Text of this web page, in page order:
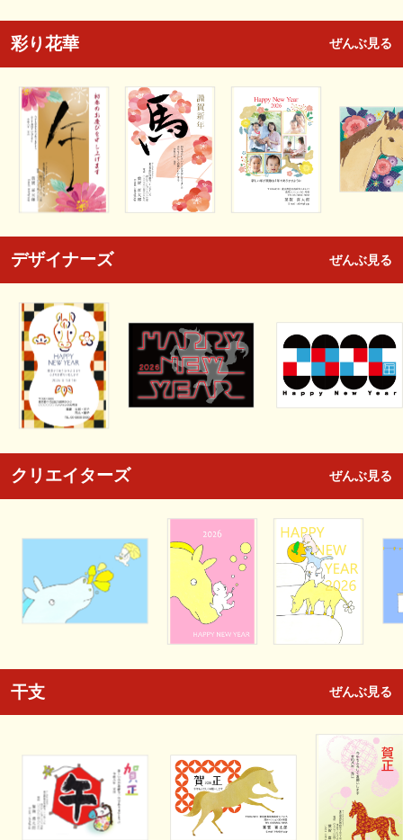
彩り花華 ぜんぶ見る
デザイナーズ ぜんぶ見る
クリエイターズ ぜんぶ見る
干支 ぜんぶ見る